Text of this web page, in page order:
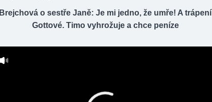
Brejchová o sestře Janě: Je mi jedno, že umře! A trápení
Gottové. Timo vyhrožuje a chce peníze